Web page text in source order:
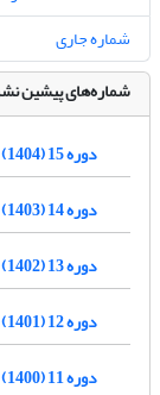
شماره جاری
شماره‌های پیشین
دوره 15 (1404)
دوره 14 (1403)
دوره 13 (1402)
دوره 12 (1401)
دوره 11 (1400)